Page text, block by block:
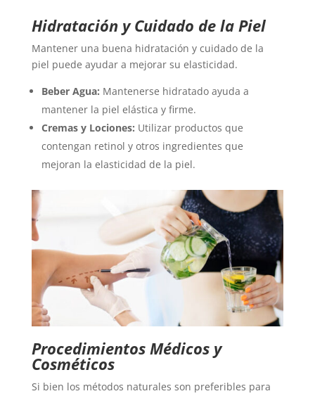
Hidratación y Cuidado de la Piel
Mantener una buena hidratación y cuidado de la
piel puede ayudar a mejorar su elasticidad.
Beber Agua: Mantenerse hidratado ayuda a
mantener la piel elástica y firme.
Cremas y Lociones: Utilizar productos que
contengan retinol y otros ingredientes que
mejoran la elasticidad de la piel.
Procedimientos Médicos y
Cosméticos
Si bien los métodos naturales son preferibles para